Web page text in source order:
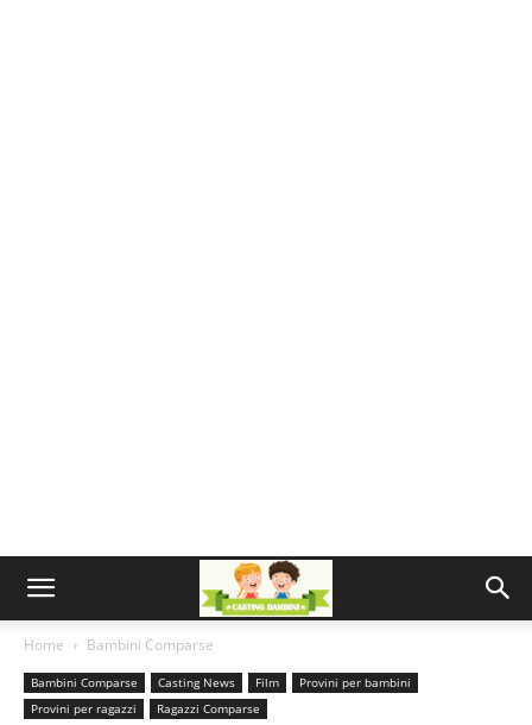
Home Bambini Comparse
Bambini Comparse Casting News Film
Provini per bambini
Provini per ragazzi
Ragazzi Comparse